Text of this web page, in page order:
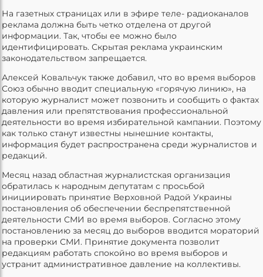
На газетных страницах или в эфире теле- радиоканалов
реклама должна быть четко отделена от другой
информации. Так, чтобы ее можно было
идентифицировать. Скрытая реклама украинским
законодательством запрещается.
Алексей Ковальчук также добавил, что во время выборов
Союз обычно вводит специальную «горячую линию», на
которую журналист может позвонить и сообщить о фактах
давления или препятствования профессиональной
деятельности во время избирательной кампании. Поэтому
как только станут известны нынешние контакты,
информация будет распространена среди журналистов и
редакций.
Месяц назад областная журналистская организация
обратилась к народным депутатам с просьбой
инициировать принятие Верховной Радой Украины
постановления об обеспечении беспрепятственной
деятельности СМИ во время выборов. Согласно этому
постановлению за месяц до выборов вводится мораторий
на проверки СМИ. Принятие документа позволит
редакциям работать спокойно во время выборов и
устранит административное давление на коллективы.